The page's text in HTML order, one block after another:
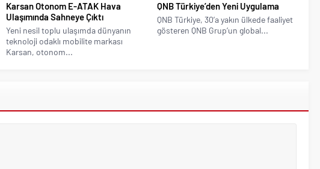
Karsan Otonom E-ATAK Hava
Ulaşımında Sahneye Çıktı
Yeni nesil toplu ulaşımda dünyanın
teknoloji odaklı mobilite markası
Karsan, otonom...
QNB Türkiye’den Yeni Uygulama
QNB Türkiye, 30’a yakın ülkede faaliyet
gösteren QNB Grup’un global...